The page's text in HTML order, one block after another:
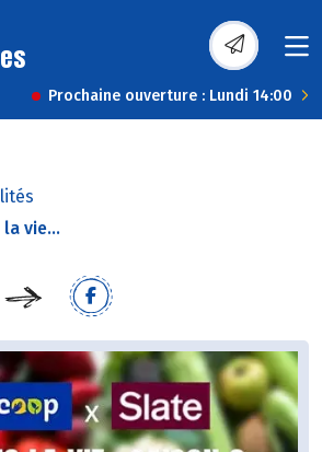
Prochaine ouverture : Lundi 14:00
vie...